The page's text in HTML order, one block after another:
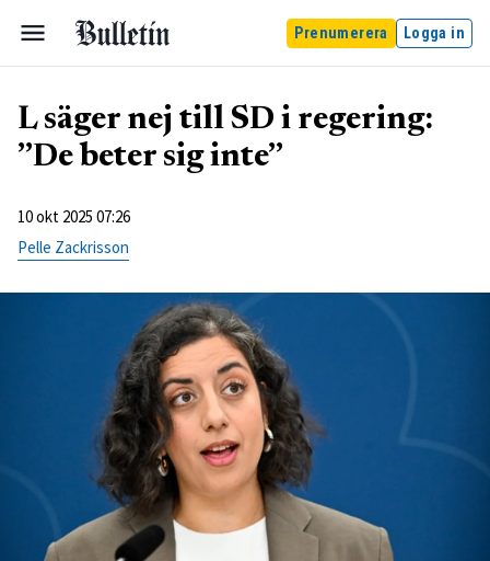
Prenumerera Logga in
L säger nej till SD i regering:
”De beter sig inte”
10 okt 2025 07:26
Pelle Zackrisson